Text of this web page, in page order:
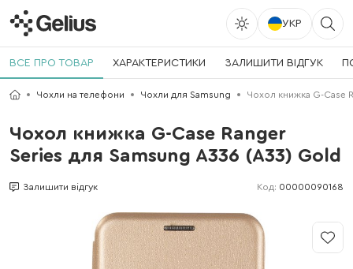
УКР
ВСЕ ПРО ТОВАР ХАРАКТЕРИСТИКИ ЗАЛИШИТИ ВІДГУК
Чохли на телефони Чохли для Samsung Чохол книжка G-Case
Чохол книжка G-Case Ranger
Series для Samsung A336 (A33) Gold
Залишити відгук Код: 00000090168